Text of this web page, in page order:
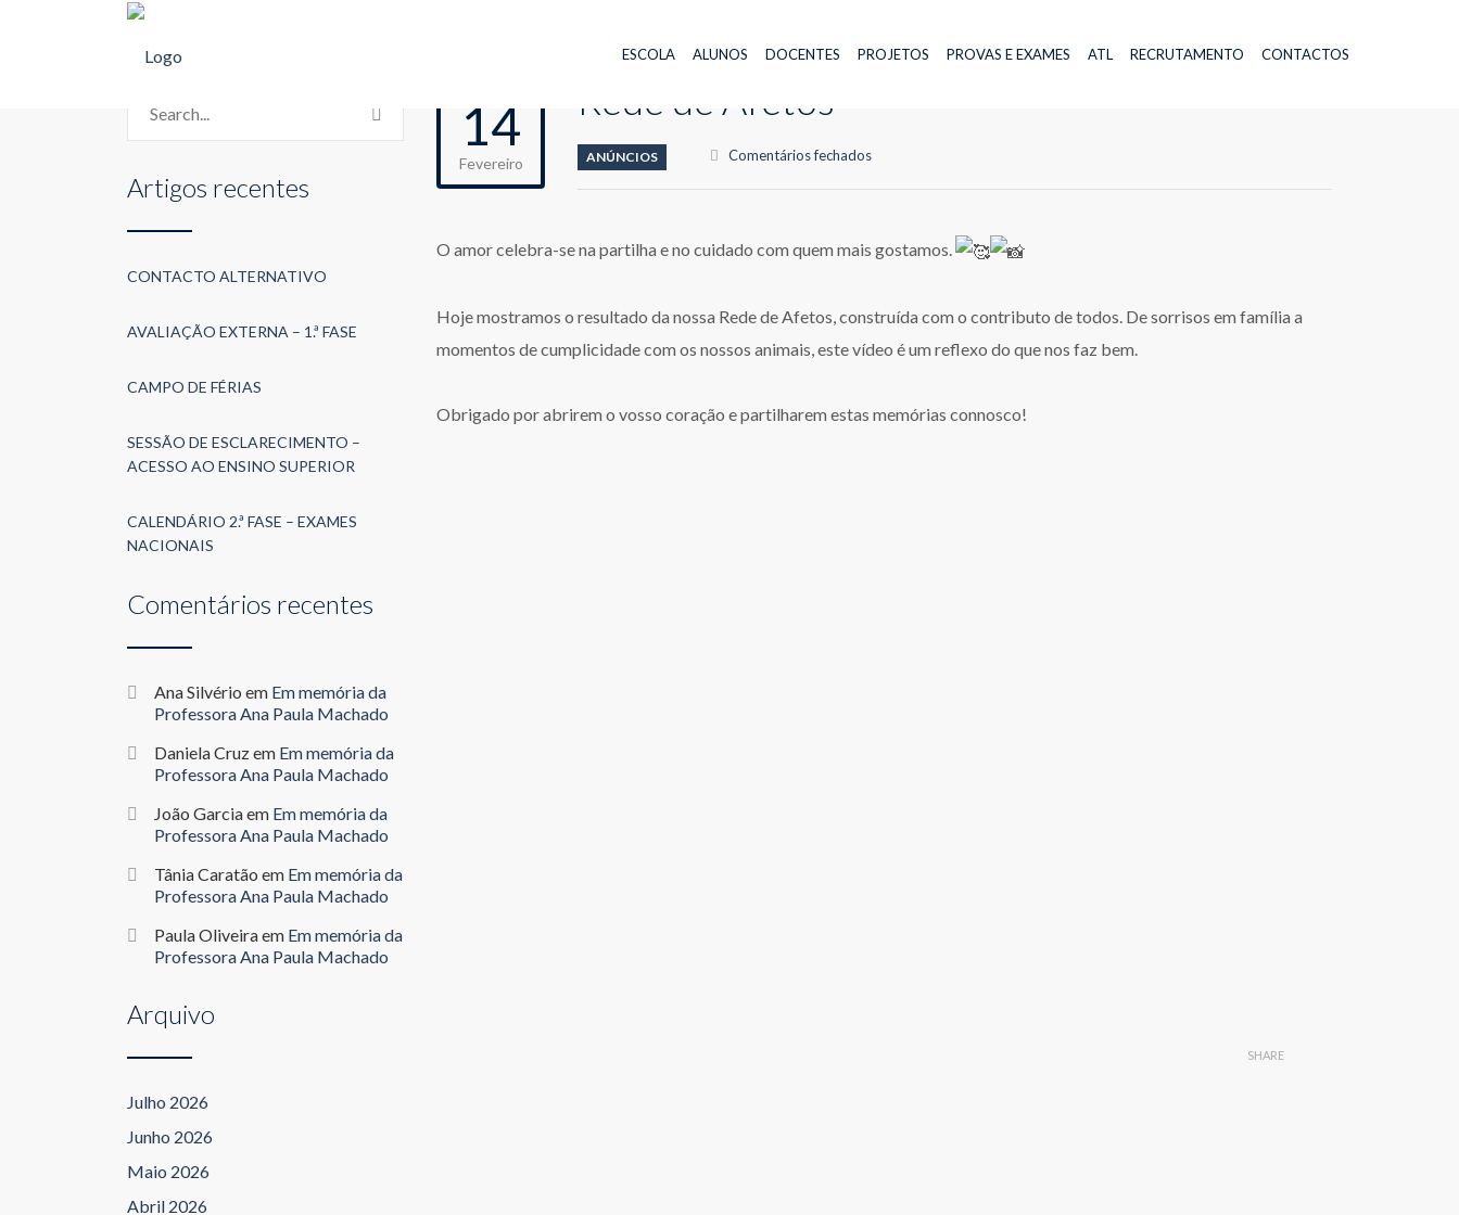
ESCOLA ALUNOS DOCENTES PROJETOS PROVAS E EXAMES ATL RECRUTAMENTO CONTACTOS
14
Fevereiro
Rede de Afetos
ANÚNCIOS Comentários fechadosem
O amor celebra-se na partilha e no cuidado com quem mais gostamos.
Hoje mostramos o resultado da nossa Rede de Afetos, construída com o contributo de todos. De sorrisos em família a
momentos de cumplicidade com os nossos animais, este vídeo é um reflexo do que nos faz bem.
Obrigado por abrirem o vosso coração e partilharem estas memórias connosco!
SHARE
Artigos recentes
CONTACTO ALTERNATIVO
AVALIAÇÃO EXTERNA – 1.ª FASE
CAMPO DE FÉRIAS
SESSÃO DE ESCLARECIMENTO –
ACESSO AO ENSINO SUPERIOR
CALENDÁRIO 2.ª FASE – EXAMES
NACIONAIS
Comentários recentes
Ana Silvério em Em memória da
Professora Ana Paula Machado
Daniela Cruzem Em memória da
Professora Ana Paula Machado
João Garciaem Em memória da
Professora Ana Paula Machado
Tânia Caratão em Em memória da
Professora Ana Paula Machado
Paula Oliveiraem Em memória da
Professora Ana Paula Machado
Arquivo
Julho 2026
Junho 2026
Maio 2026
Abril 2026